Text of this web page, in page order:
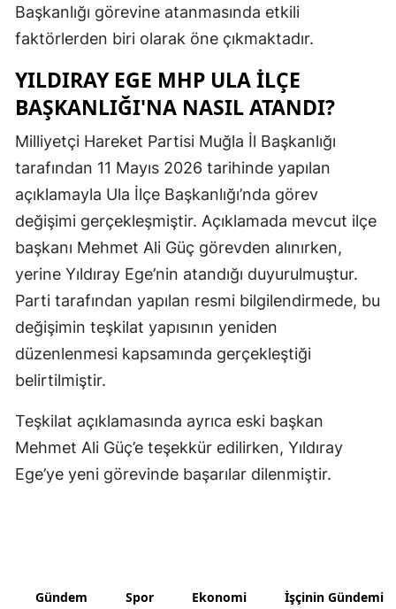
Tunceli
Şanlıurfa
Uşak
Yozgat
Zonguldak
Batman
Başkanlığı görevine atanmasında etkili
faktörlerden biri olarak öne çıkmaktadır.
YILDIRAY EGE MHP ULA İLÇE
BAŞKANLIĞI'NA NASIL ATANDI?
Milliyetçi Hareket Partisi Muğla İl Başkanlığı
tarafından 11 Mayıs 2026 tarihinde yapılan
açıklamayla Ula İlçe Başkanlığı’nda görev
değişimi gerçekleşmiştir. Açıklamada mevcut ilçe
başkanı Mehmet Ali Güç görevden alınırken,
yerine Yıldıray Ege’nin atandığı duyurulmuştur.
Parti tarafından yapılan resmi bilgilendirmede, bu
değişimin teşkilat yapısının yeniden
düzenlenmesi kapsamında gerçekleştiği
belirtilmiştir.
Teşkilat açıklamasında ayrıca eski başkan
Mehmet Ali Güç’e teşekkür edilirken, Yıldıray
Ege’ye yeni görevinde başarılar dilenmiştir.
Gündem Spor Ekonomi İşçinin Gündemi